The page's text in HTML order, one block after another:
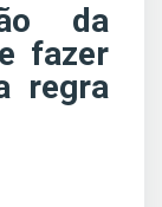
da
fazer
regra